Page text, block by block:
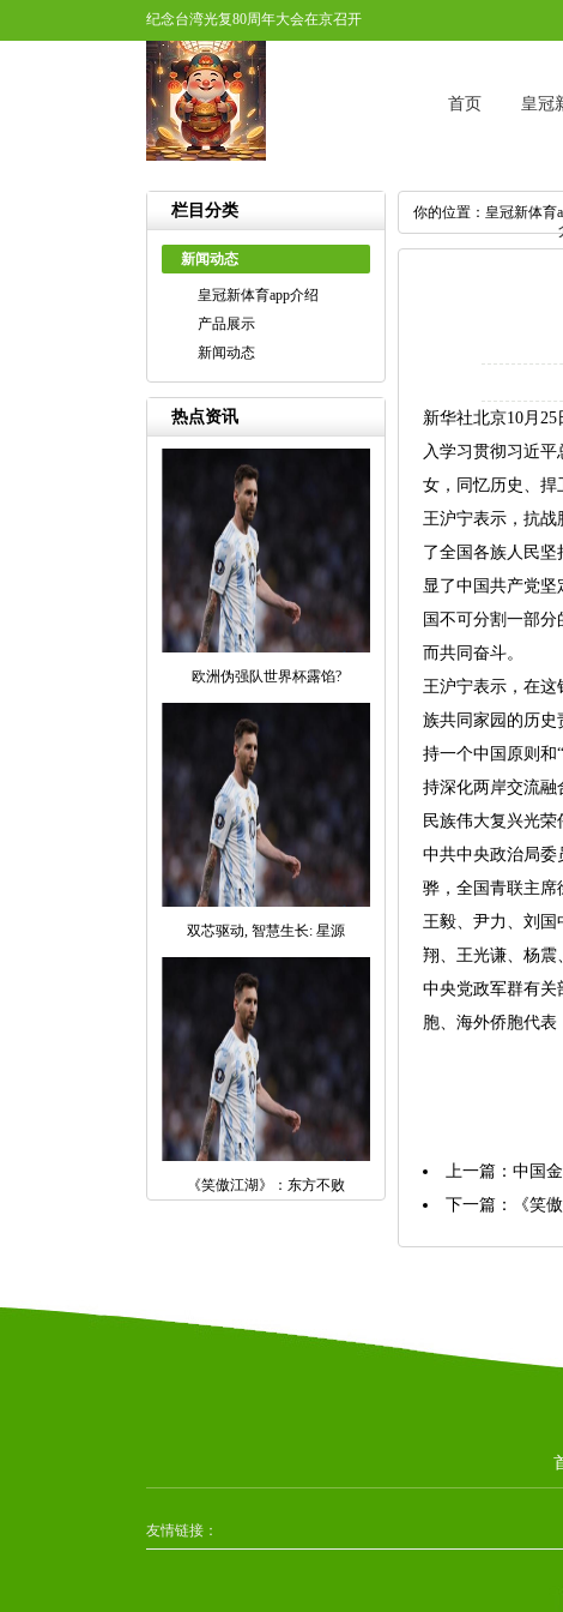
纪念台湾光复80周年大会在京召开
首页 皇冠
栏目分类
新闻动态
皇冠新体育app介绍
产品展示
新闻动态
热点资讯
欧洲伪强队世界杯露馅?
双芯驱动, 智慧生长: 星源
《笑傲江湖》：东方不败
你的位置： 皇冠新体育
新华社北京10月
入学习贯彻习近
女，同忆历史、捍
王沪宁表示，抗战
了全国各族人民
显了中国共产党
国不可分割一部
而共同奋斗。
王沪宁表示，在这
族共同家园的历史
持一个中国原则和
持深化两岸交流融
民族伟大复兴光荣
中共中央政治局委
骅，全国青联主席
王毅、尹力、刘国
翔、王光谦、杨震
中央党政军群有关
胞、海外侨胞代表
上一篇： 中国
下一篇：
《笑
友情链接：